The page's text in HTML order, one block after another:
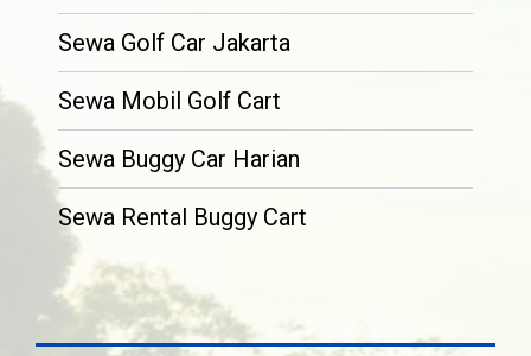
Sewa Golf Car Jakarta
Sewa Mobil Golf Cart
Sewa Buggy Car Harian
Sewa Rental Buggy Cart